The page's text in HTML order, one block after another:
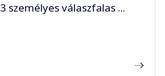
3 személyes válaszfalas ...